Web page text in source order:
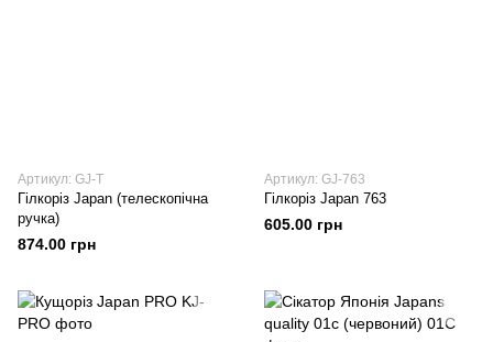
Артикул: GJ-T
Гілкоріз Japan (телескопічна
ручка)
874.00 грн
Артикул: GJ-763
Гілкоріз Japan 763
605.00 грн